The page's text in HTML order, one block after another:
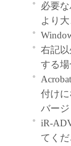
AND
NOT
必要
より
右記
する
付け
バージ
iR-
てくだ